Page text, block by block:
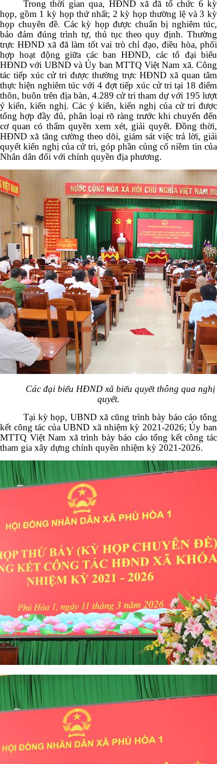
Trong thời gian qua, HĐND xã đã tổ chức 6 kỳ
họp, gồm 1 kỳ họp thứ nhất; 2 kỳ họp thường lệ và 3 kỳ
họp chuyên đề. Các kỳ họp được chuẩn bị nghiêm túc,
bảo đảm đúng trình tự, thủ tục theo quy định. Thường
trực HĐND xã đã làm tốt vai trò chỉ đạo, điều hòa, phối
hợp hoạt động giữa các ban HĐND, các tổ đại biểu
HĐND với UBND và Ủy ban MTTQ Việt Nam xã. Công
tác tiếp xúc cử tri được thường trực HĐND xã quan tâm
thực hiện nghiêm túc với 4 đợt tiếp xúc cử tri tại 18 điểm
thôn, buôn trên địa bàn, 4.289 cử tri tham dự với 195 lượt
ý kiến, kiến nghị. Các ý kiến, kiến nghị của cử tri được
tổng hợp đầy đủ, phân loại rõ ràng trước khi chuyển đến
cơ quan có thẩm quyền xem xét, giải quyết. Đồng thời,
HĐND xã tăng cường theo dõi, giám sát việc trả lời, giải
quyết kiến nghị của cử tri, góp phần củng cố niềm tin của
Nhân dân đối với chính quyền địa phương.
Các đại biểu HĐND xã biểu quyết thông qua nghị
quyết.
Tại kỳ họp, UBND xã cũng trình bày báo cáo tổng
kết công tác của UBND xã nhiệm kỳ 2021-2026; Ủy ban
MTTQ Việt Nam xã trình bày báo cáo tổng kết công tác
tham gia xây dựng chính quyền nhiệm kỳ 2021-2026.